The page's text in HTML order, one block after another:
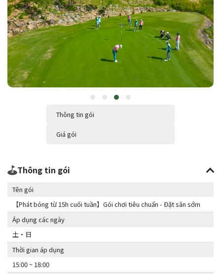
Thông tin gói
Giá gói
Thông tin gói
Tên gói
【Phát bóng từ 15h cuối tuần】Gói chơi tiêu chuẩn - Đặt sân sớm
Áp dụng các ngày
土・日
Thời gian áp dụng
15:00 ~ 18:00